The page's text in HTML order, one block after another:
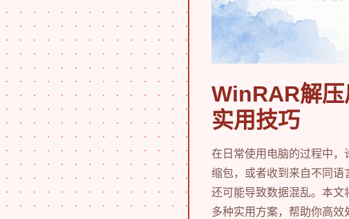
WinRAR解压
实用技巧
在日常使用电脑的过程中，
缩包，或者收到来自不同语
还可能导致数据混乱。本
多种实用方案，帮助你高效